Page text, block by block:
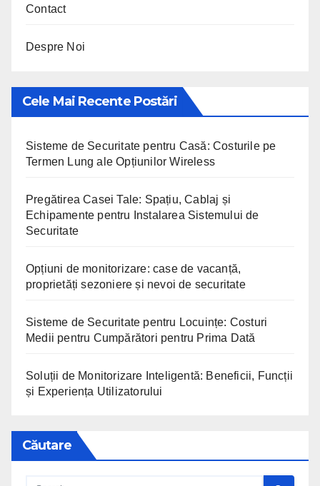
Contact
Despre Noi
Cele Mai Recente Postări
Sisteme de Securitate pentru Casă: Costurile pe
Termen Lung ale Opțiunilor Wireless
Pregătirea Casei Tale: Spațiu, Cablaj și
Echipamente pentru Instalarea Sistemului de
Securitate
Opțiuni de monitorizare: case de vacanță,
proprietăți sezoniere și nevoi de securitate
Sisteme de Securitate pentru Locuințe: Costuri
Medii pentru Cumpărători pentru Prima Dată
Soluții de Monitorizare Inteligentă: Beneficii, Funcții
și Experiența Utilizatorului
Căutare